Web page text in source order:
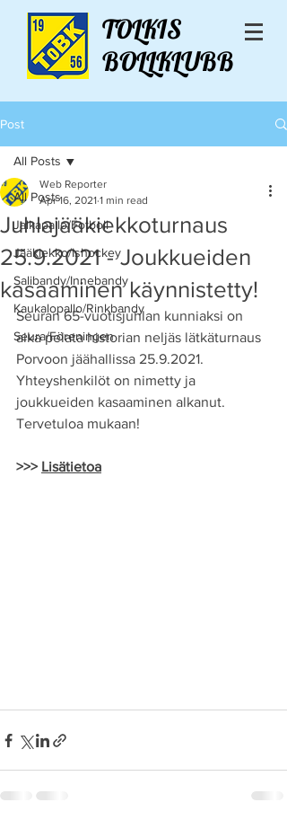
TOLKIS
BOLLKLUBB
Post
All Posts
Jalkapallo/Fotboll
Jääkiekko/Ishockey
Salibandy/Innebandy
Kaukalopallo/Rinkbandy
Seura/Föreningen
All Posts
Juhlajääkiekkoturnaus
25.9.2021 - Joukkueiden
kasaaminen käynnistetty!
Web Reporter
Apr 16, 2021 1 min read
Seuran 65-vuotisjuhlan kunniaksi on
aika pelata historian neljäs lätkäturnaus
Porvoon jäähallissa 25.9.2021.
Yhteyshenkilöt on nimetty ja
joukkueiden kasaaminen alkanut.
Tervetuloa mukaan!
>>> Lisätietoa